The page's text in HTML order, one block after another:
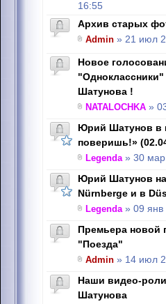
16:55
Архив старых
Admin » 21 июл
Новое
Шатунова !
NATALOCHKA »
Юрий Шатунов в
поверишь!»
Legenda» 30 мар
Юрий Шатунов
Nürnbergе и в
Legenda» 09 янв
Премьера новой
"Поезда"
Admin » 14 июл
Наши видео-
Шатунова